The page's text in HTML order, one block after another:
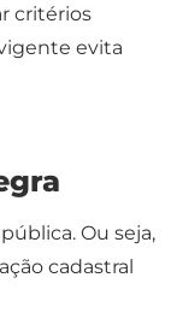
critérios
evita
Ou seja,
cadastral